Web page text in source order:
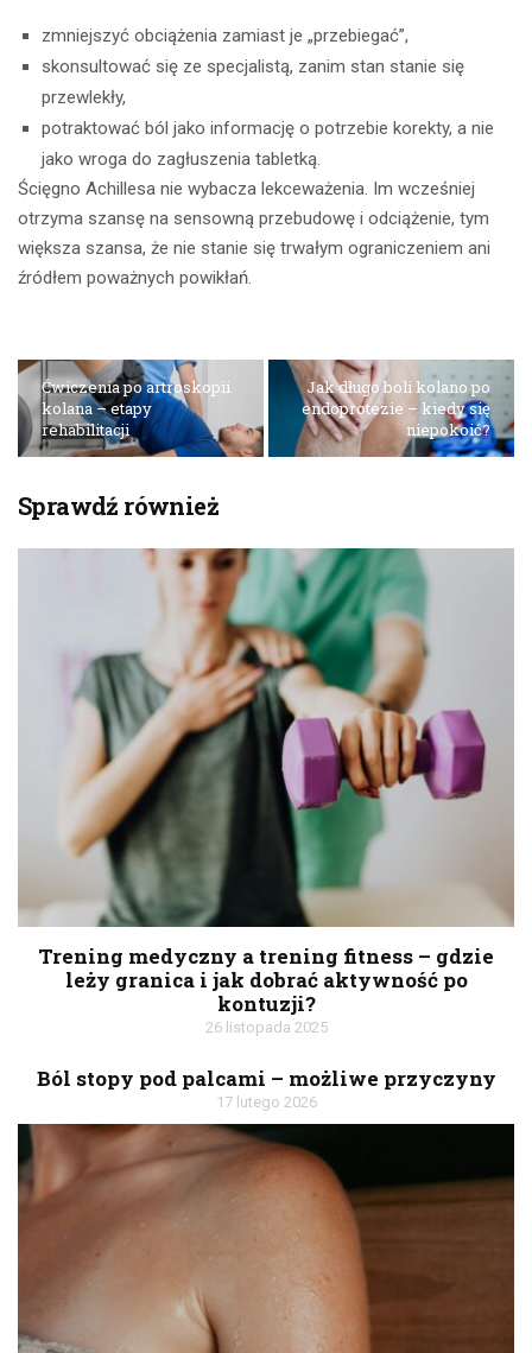
zmniejszyć obciążenia zamiast je „przebiegać”,
skonsultować się ze specjalistą, zanim stan stanie się
przewlekły,
potraktować ból jako informację o potrzebie korekty, a nie
jako wroga do zagłuszenia tabletką.
Ścięgno Achillesa nie wybacza lekceważenia. Im wcześniej
otrzyma szansę na sensowną przebudowę i odciążenie, tym
większa szansa, że nie stanie się trwałym ograniczeniem ani
źródłem poważnych powikłań.
Ćwiczenia po artroskopii
kolana – etapy
rehabilitacji
Jak długo boli kolano po
endoprotezie – kiedy się
niepokoić?
Sprawdź również
Trening medyczny a trening fitness – gdzie
leży granica i jak dobrać aktywność po
kontuzji?
26 listopada 2025
Ból stopy pod palcami – możliwe przyczyny
17 lutego 2026